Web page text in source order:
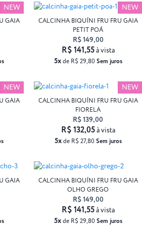
NEW
GAIA
NEW
CALCINHA BIQUÍNI FRU FRU GAIA
PETIT POÁ
R$ 149,00
5xde R$ 29,80 Sem juros
R$ 141,55à vista
NEW
GAIA
NEW
CALCINHA BIQUÍNI FRU FRU GAIA
FIORELA
R$ 139,00
5xde R$ 27,80 Sem juros
R$ 132,05à vista
GAIA
CALCINHA BIQUÍNI FRU FRU GAIA
OLHO GREGO
R$ 149,00
5xde R$ 29,80 Sem juros
R$ 141,55à vista